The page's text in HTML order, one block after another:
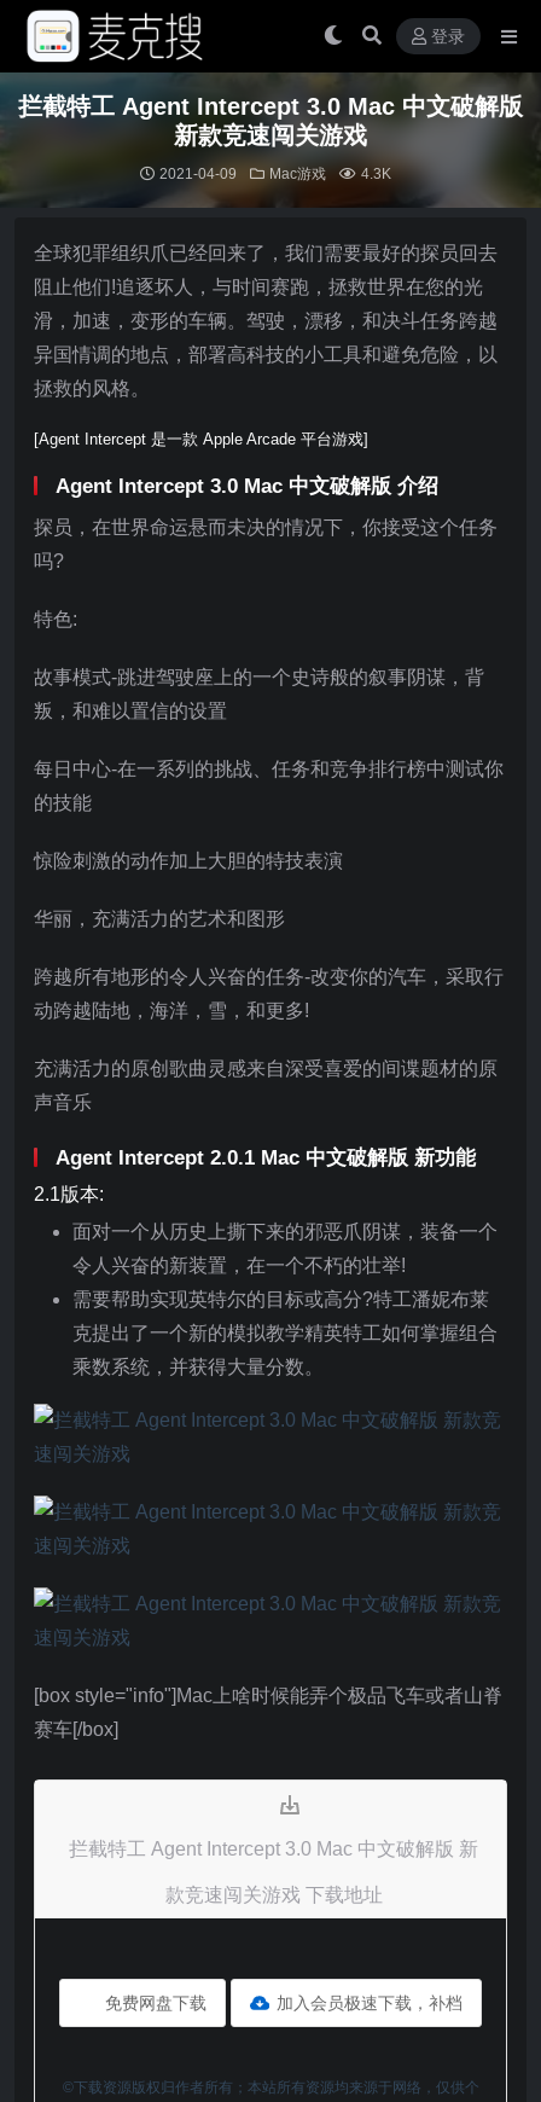
登录
拦截特工 Agent Intercept 3.0 Mac 中文破解版
新款竞速闯关游戏
2021-04-09 Mac游戏 4.3K
全球犯罪组织爪已经回来了，我们需要最好的探员回去
阻止他们!追逐坏人，与时间赛跑，拯救世界在您的光
滑，加速，变形的车辆。驾驶，漂移，和决斗任务跨越
异国情调的地点，部署高科技的小工具和避免危险，以
拯救的风格。
[Agent Intercept 是一款 Apple Arcade 平台游戏]
Agent Intercept 3.0 Mac 中文破解版 介绍
探员，在世界命运悬而未决的情况下，你接受这个任务
吗?
特色:
故事模式-跳进驾驶座上的一个史诗般的叙事阴谋，背
叛，和难以置信的设置
每日中心-在一系列的挑战、任务和竞争排行榜中测试你
的技能
惊险刺激的动作加上大胆的特技表演
华丽，充满活力的艺术和图形
跨越所有地形的令人兴奋的任务-改变你的汽车，采取行
动跨越陆地，海洋，雪，和更多!
充满活力的原创歌曲灵感来自深受喜爱的间谍题材的原
声音乐
Agent Intercept 2.0.1 Mac 中文破解版 新功能
2.1版本:
面对一个从历史上撕下来的邪恶爪阴谋，装备一个
令人兴奋的新装置，在一个不朽的壮举!
需要帮助实现英特尔的目标或高分?特工潘妮布莱
克提出了一个新的模拟教学精英特工如何掌握组合
乘数系统，并获得大量分数。
[box style="info"]Mac上啥时候能弄个极品飞车或者山脊
赛车[/box]
拦截特工 Agent Intercept 3.0 Mac 中文破解版 新
款竞速闯关游戏 下载地址
免费网盘下载 加入会员极速下载，补档
©下载资源版权归作者所有；本站所有资源均来源于网络，仅供个